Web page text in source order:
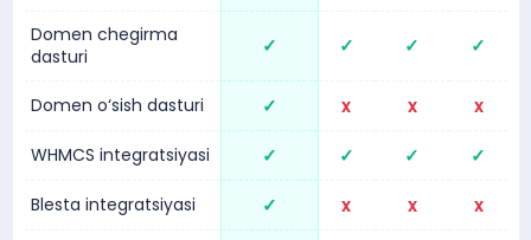
Domen chegirma
dasturi
✓ ✓ ✓ ✓
Domen o‘sish dasturi ✓ x x x
WHMCS integratsiyasi ✓ ✓ ✓ ✓
Blesta integratsiyasi ✓ x x x